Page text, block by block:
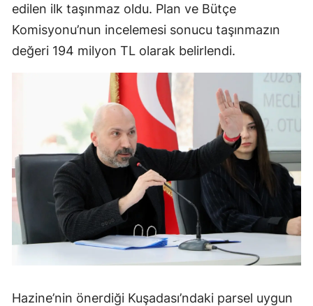
edilen ilk taşınmaz oldu. Plan ve Bütçe
Komisyonu’nun incelemesi sonucu taşınmazın
değeri 194 milyon TL olarak belirlendi.
Hazine’nin önerdiği Kuşadası’ndaki parsel uygun